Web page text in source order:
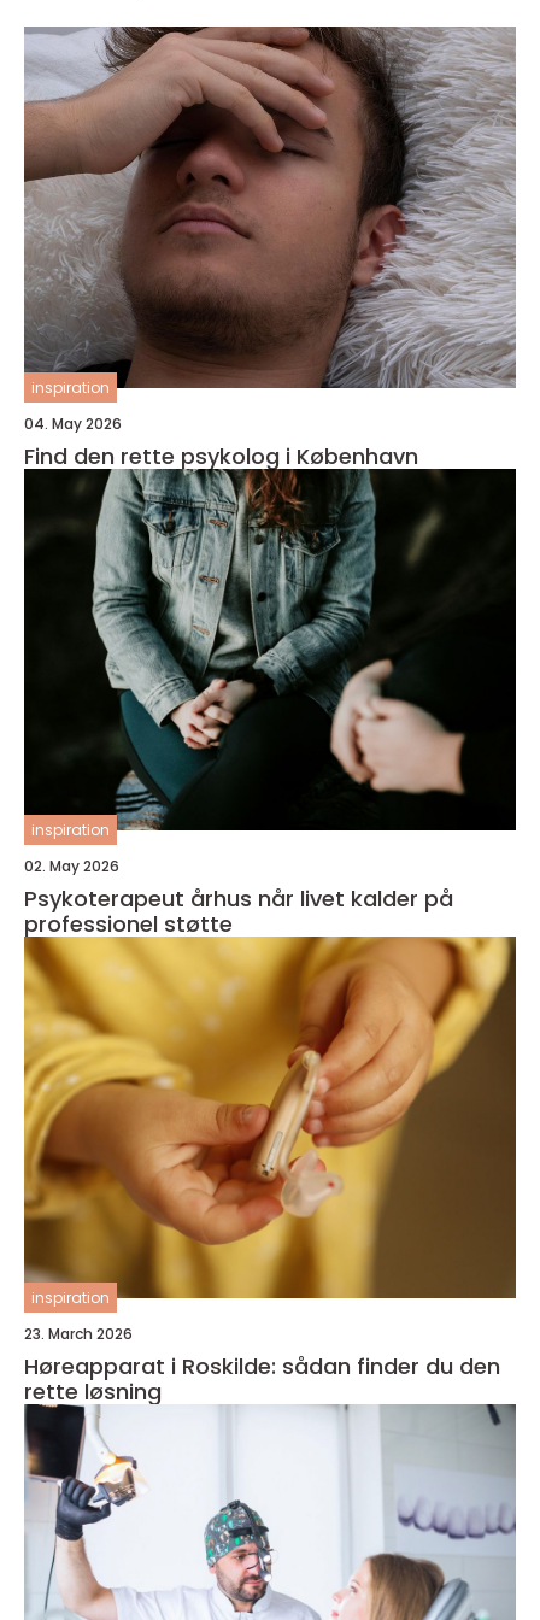
inspiration
04. May 2026
Find den rette psykolog i København
inspiration
02. May 2026
Psykoterapeut århus når livet kalder på
professionel støtte
inspiration
23. March 2026
Høreapparat i Roskilde: sådan finder du den
rette løsning